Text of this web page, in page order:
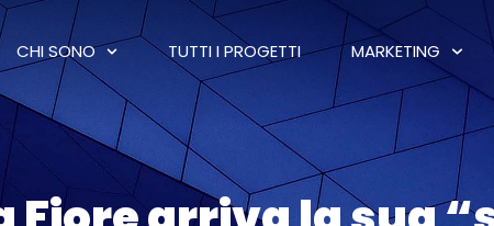
CHI SONO TUTTI I PROGETTI MARKETING